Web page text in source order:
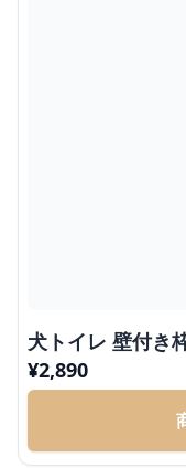
犬トイレ 壁付き
¥2,890